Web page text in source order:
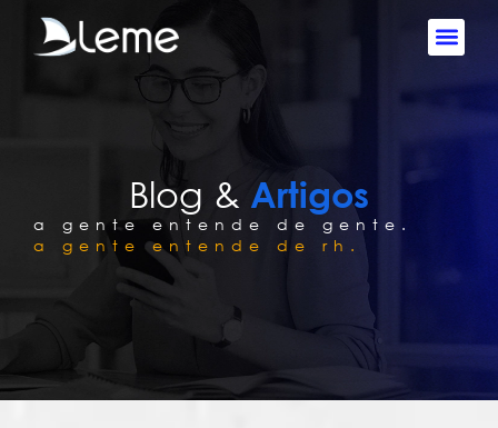
Blog & Artigos
a gente entende de gente.
a gente entende de rh.